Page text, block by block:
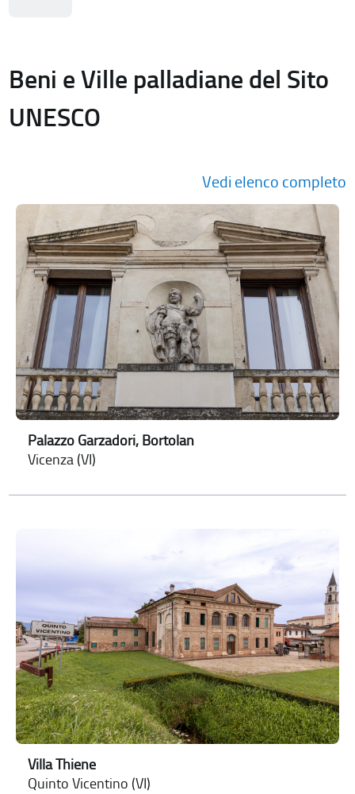
Beni e Ville palladiane del Sito
UNESCO
Vedi elenco completo
Palazzo Garzadori, Bortolan
Vicenza (VI)
Villa Thiene
Quinto Vicentino (VI)